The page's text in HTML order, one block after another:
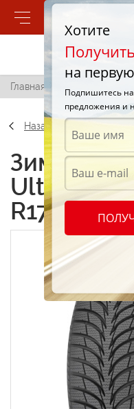
Позвонить
Главная / Goodyear Ultra
Назад
Зимние
Ultra Grip
R17 95T
Хотите
на
Подпишитесь
предложения и